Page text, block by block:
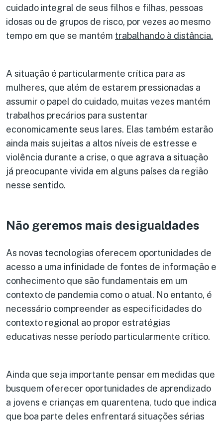
cuidado integral de seus filhos e filhas, pessoas
idosas ou de grupos de risco, por vezes ao mesmo
tempo em que se mantém trabalhando à distância.
A situação é particularmente crítica para as
mulheres, que além de estarem pressionadas a
assumir o papel do cuidado, muitas vezes mantém
trabalhos precários para sustentar
economicamente seus lares. Elas também estarão
ainda mais sujeitas a altos níveis de estresse e
violência durante a crise, o que agrava a situação
já preocupante vivida em alguns países da região
nesse sentido.
Não geremos mais desigualdades
As novas tecnologias oferecem oportunidades de
acesso a uma infinidade de fontes de informação e
conhecimento que são fundamentais em um
contexto de pandemia como o atual. No entanto, é
necessário compreender as especificidades do
contexto regional ao propor estratégias
educativas nesse período particularmente crítico.
Ainda que seja importante pensar em medidas que
busquem oferecer oportunidades de aprendizado
a jovens e crianças em quarentena, tudo que indica
que boa parte deles enfrentará situações sérias